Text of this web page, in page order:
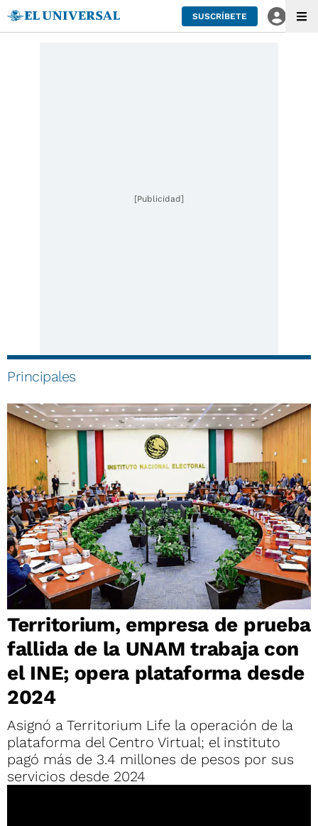
SUSCRÍBETE
[Publicidad]
Principales
Territorium, empresa de prueba
fallida de la UNAM trabaja con
el INE; opera plataforma desde
2024
Asignó a Territorium Life la operación de la
plataforma del Centro Virtual; el instituto
pagó más de 3.4 millones de pesos por sus
servicios desde 2024